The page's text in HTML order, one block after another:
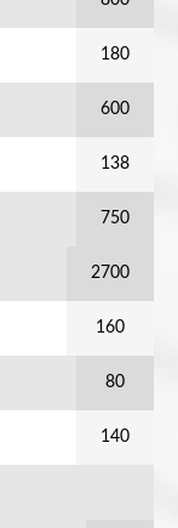
180
600
138
750
2700
160
80
140